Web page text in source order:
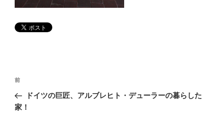
投
ナ
前
の
投
前
ドイツの巨匠、アルブレヒト・デューラーの暮らした
家！